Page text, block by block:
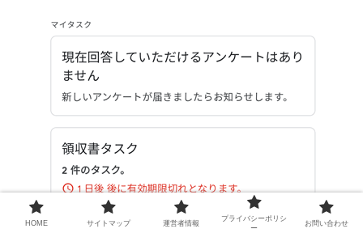
HOME サイトマップ 運営者情報
プライバシーポリシ
ー
お問い合わせ